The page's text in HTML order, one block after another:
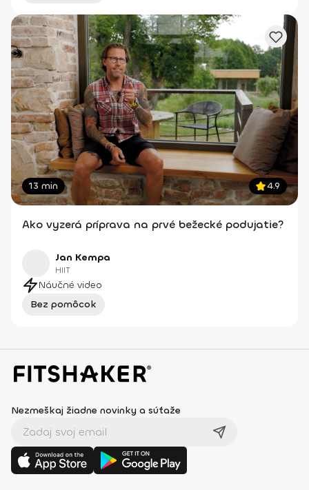
13 min 4.9
Ako vyzerá príprava na prvé bežecké podujatie?
Jan Kempa
HIIT
Náučné video
Bez pomôcok
Nezmeškaj žiadne novinky a súťaže